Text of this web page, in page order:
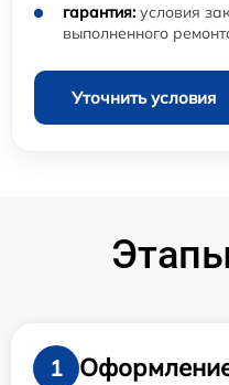
гарантия: условия
выполненного
Уточнить условия
1